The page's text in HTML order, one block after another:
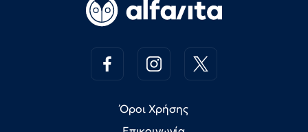
Όροι Χρήσης